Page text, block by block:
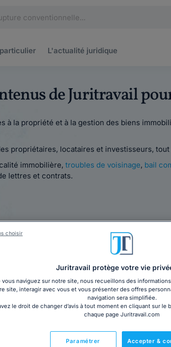
particulier L'actualité juridique
de Juritravail
la propriété et à la gestion des biens
propriétaires, locataires et investisseurs,
immobilière, troubles de voisinage, bail
lettres et contrats.
les relations de
Juritravail protège votre vie
vous naviguez sur notre site, nous recueillons des
site, interagir avec vous et vous présenter des offres
navigation sera simplifiée.
le droit de changer d’avis à tout moment en cliquant sur le
chaque page Juritravail.com
Accepter &
Paramétrer
choisir